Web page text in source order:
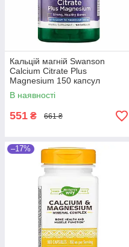
Кальцій магній Swanson
Calcium Citrate Plus
Magnesium 150 капсул
В наявності
551 ₴ 661 ₴
–17%